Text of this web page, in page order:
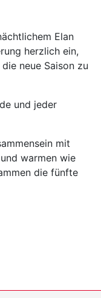
Elan
herzlich ein,
neue Saison zu
und jeder
mit
warmen wie
die fünfte